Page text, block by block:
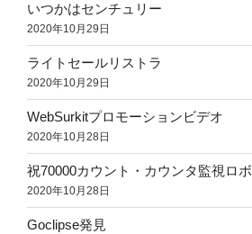
いつかはセンチュリー
2020年10月29日
ライトセールリストラ
2020年10月29日
WebSurkitプロモーションビデオ
2020年10月28日
祝70000カウント・カウンタ監視ロボ
2020年10月28日
Goclipse発見